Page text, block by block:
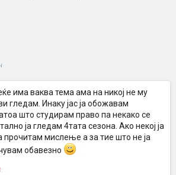
има ваква тема ама на никој не му
гледам. Инаку јас ја обожавам
што студирам право па некако се
ја гледам 4тата сезона. Ако некој ја
прочитам мислење а за тие што не ја
обавезно